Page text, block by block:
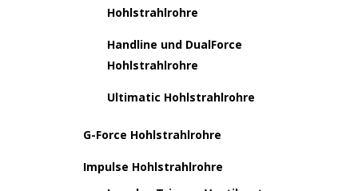
Hohlstrahlrohre
Handline und DualForce
Hohlstrahlrohre
Ultimatic Hohlstrahlrohre
G-Force Hohlstrahlrohre
Impulse Hohlstrahlrohre